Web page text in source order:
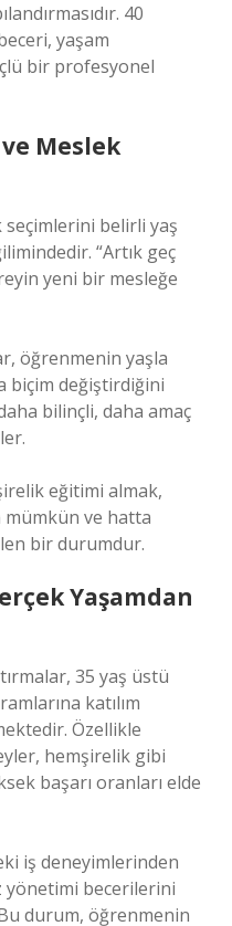
40
yaşam
bir profesyonel
Meslek
belirli yaş
“Artık geç
yeni bir mesleğe
öğrenmenin yaşla
biçim değiştirdiğini
bilinçli, daha amaç
eğitimi almak,
ve hatta
bir durumdur.
Yaşamdan
35 yaş üstü
katılım
Özellikle
hemşirelik gibi
başarı oranları elde
iş deneyimlerinden
yönetimi becerilerini
Bu durum, öğrenmenin